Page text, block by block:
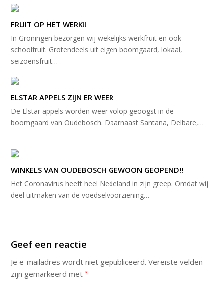
FRUIT OP HET WERK!!
In Groningen bezorgen wij wekelijks werkfruit en ook
schoolfruit. Grotendeels uit eigen boomgaard, lokaal,
seizoensfruit…
ELSTAR APPELS ZIJN ER WEER
De Elstar appels worden weer volop geoogst in de
boomgaard van Oudebosch. Daarnaast Santana, Delbare,…
WINKELS VAN OUDEBOSCH GEWOON GEOPEND!!
Het Coronavirus heeft heel Nedeland in zijn greep. Omdat wij
deel uitmaken van de voedselvoorziening…
Geef een reactie
Je e-mailadres wordt niet gepubliceerd. Vereiste velden
zijn gemarkeerd met*